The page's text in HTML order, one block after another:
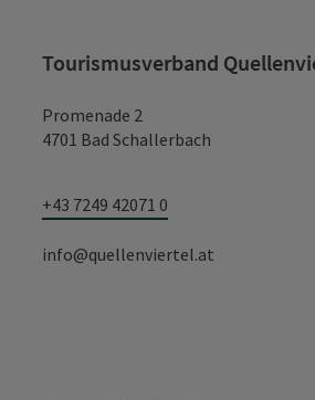
Tourismusverband
Promenade 2
4701 Bad Schallerbach
+43 7249 42071 0
info@quellenviertel.at